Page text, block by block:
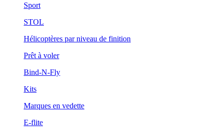
Sport
STOL
Hélicoptères par niveau de finition
Prêt à voler
Bind-N-Fly
Kits
Marques en vedette
E-flite